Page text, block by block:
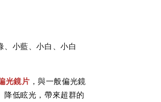
、小藍、小白、小白
光鏡片 ，與一般偏光鏡
降低眩光，帶來超群的